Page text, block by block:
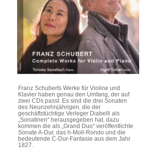
Franz Schuberts Werke für Violine und
Klavier haben genau den Umfang, der auf
zwei CDs passt. Es sind die drei Sonaten
des Neunzehnjährigen, die der
geschäftstüchtige Verleger Diabelli als
„Sonatinen“ herausgegeben hat, dazu
kommen die als „Grand Duo“ veröffentlichte
Sonate A-Dur, das h-Moll-Rondo und die
bedeutende C-Dur-Fantasie aus dem Jahr
1827.